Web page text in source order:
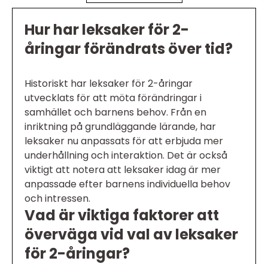
Hur har leksaker för 2-
åringar förändrats över tid?
Historiskt har leksaker för 2-åringar
utvecklats för att möta förändringar i
samhället och barnens behov. Från en
inriktning på grundläggande lärande, har
leksaker nu anpassats för att erbjuda mer
underhållning och interaktion. Det är också
viktigt att notera att leksaker idag är mer
anpassade efter barnens individuella behov
och intressen.
Vad är viktiga faktorer att
överväga vid val av leksaker
för 2-åringar?